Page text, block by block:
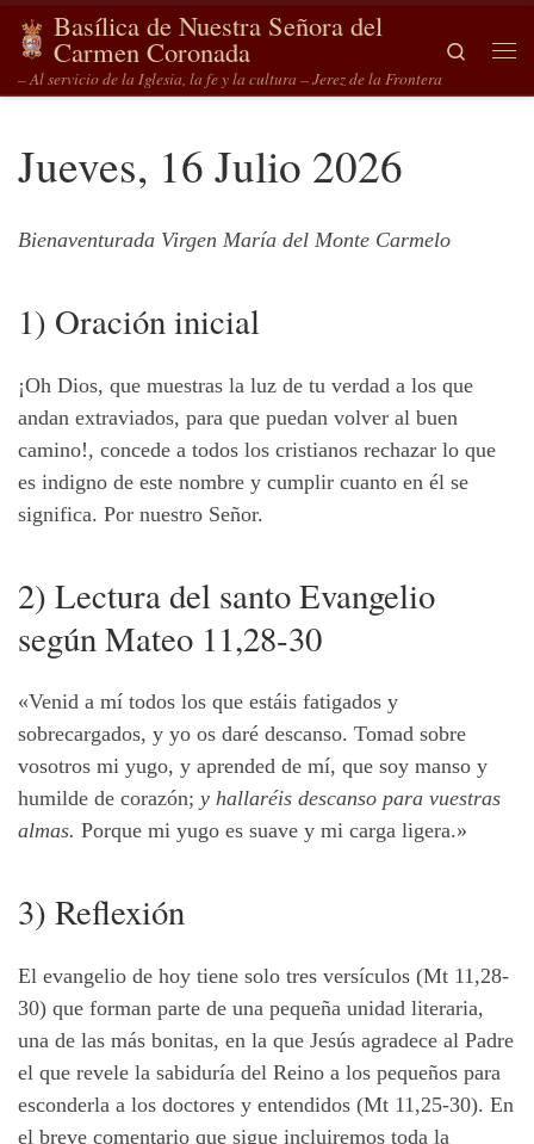
Saltar al contenido
Basílica de Nuestra Señora del
Carmen Coronada
– Al servicio de la Iglesia, la fe y la cultura – Jerez de la Frontera
Search
Jueves, 16 Julio 2026
Bienaventurada Virgen María del Monte Carmelo
1) Oración inicial
¡Oh Dios, que muestras la luz de tu verdad a los que
andan extraviados, para que puedan volver al buen
camino!, concede a todos los cristianos rechazar lo que
es indigno de este nombre y cumplir cuanto en él se
significa. Por nuestro Señor.
2) Lectura del santo Evangelio
según Mateo 11,28-30
«Venid a mí todos los que estáis fatigados y
sobrecargados, y yo os daré descanso. Tomad sobre
vosotros mi yugo, y aprended de mí, que soy manso y
humilde de corazón; y hallaréis descanso para vuestras
almas. Porque mi yugo es suave y mi carga ligera.»
3) Reflexión
El evangelio de hoy tiene solo tres versículos (Mt 11,28-
30) que forman parte de una pequeña unidad literaria,
una de las más bonitas, en la que Jesús agradece al Padre
el que revele la sabiduría del Reino a los pequeños para
esconderla a los doctores y entendidos (Mt 11,25-30). En
el breve comentario que sigue incluiremos toda la